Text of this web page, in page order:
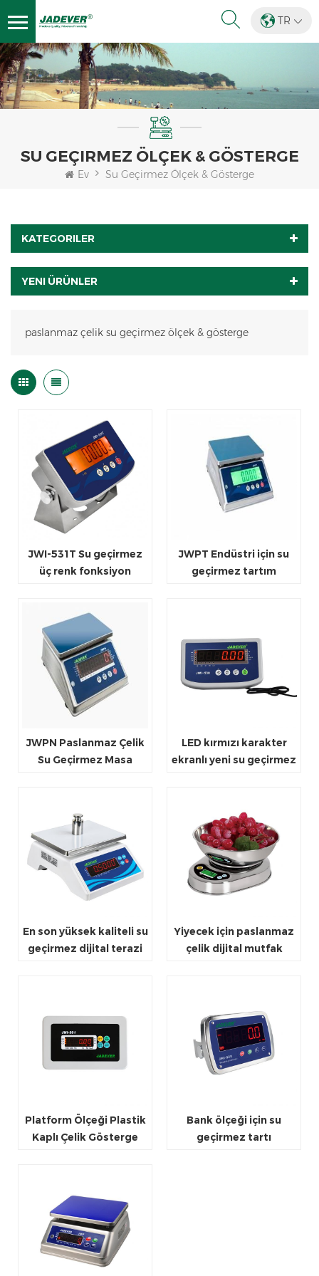
TR
SU GEÇIRMEZ ÖLÇEK & GÖSTERGE
Ev Su Geçirmez Ölçek & Gösterge
KATEGORILER
YENI ÜRÜNLER
paslanmaz çelik su geçirmez ölçek & gösterge
JWI-531T Su geçirmez
üç renk fonksiyon
JWPT Endüstri için su
geçirmez tartım
JWPN Paslanmaz Çelik
Su Geçirmez Masa
LED kırmızı karakter
ekranlı yeni su geçirmez
En son yüksek kaliteli su
geçirmez dijital terazi
Yiyecek için paslanmaz
çelik dijital mutfak
Platform Ölçeği Plastik
Kaplı Çelik Gösterge
Bank ölçeği için su
geçirmez tartı